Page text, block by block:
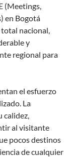
(Meetings,
en Bogotá
nacional,
y
regional para
el esfuerzo
La
calidez,
al visitante
pocos destinos
de cualquier